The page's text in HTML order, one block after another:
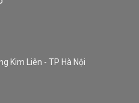
Kim Liên - TP Hà Nội